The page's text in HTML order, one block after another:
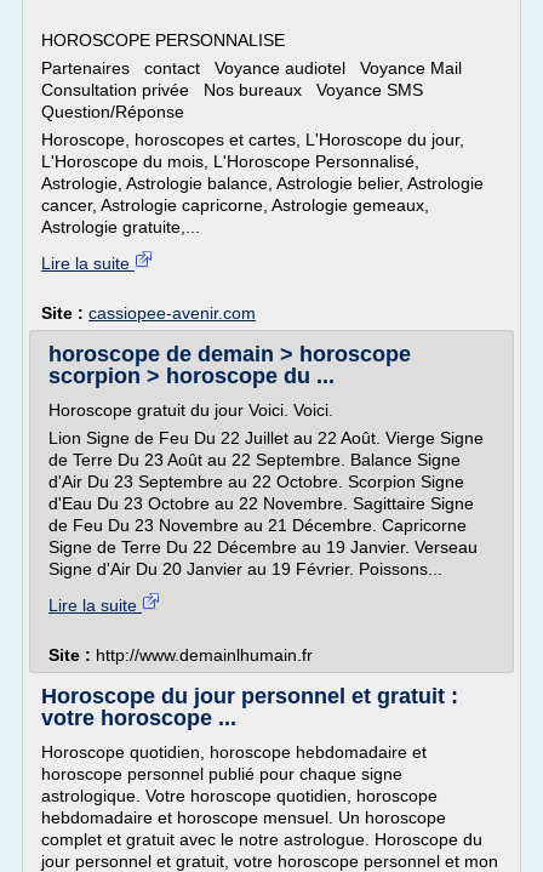
HOROSCOPE PERSONNALISE
Partenaires contact Voyance audiotel Voyance Mail
Consultation privée Nos bureaux Voyance SMS
Question/Réponse
Horoscope, horoscopes et cartes, L'Horoscope du jour,
L'Horoscope du mois, L'Horoscope Personnalisé,
Astrologie, Astrologie balance, Astrologie belier, Astrologie
cancer, Astrologie capricorne, Astrologie gemeaux,
Astrologie gratuite,...
Lire la suite
Site : cassiopee-avenir.com
horoscope de demain > horoscope
scorpion > horoscope du ...
Horoscope gratuit du jour Voici. Voici.
Lion Signe de Feu Du 22 Juillet au 22 Août. Vierge Signe
de Terre Du 23 Août au 22 Septembre. Balance Signe
d'Air Du 23 Septembre au 22 Octobre. Scorpion Signe
d'Eau Du 23 Octobre au 22 Novembre. Sagittaire Signe
de Feu Du 23 Novembre au 21 Décembre. Capricorne
Signe de Terre Du 22 Décembre au 19 Janvier. Verseau
Signe d'Air Du 20 Janvier au 19 Février. Poissons...
Lire la suite
Site : http://www.demainlhumain.fr
Horoscope du jour personnel et gratuit :
votre horoscope ...
Horoscope quotidien, horoscope hebdomadaire et
horoscope personnel publié pour chaque signe
astrologique. Votre horoscope quotidien, horoscope
hebdomadaire et horoscope mensuel. Un horoscope
complet et gratuit avec le notre astrologue. Horoscope du
jour personnel et gratuit, votre horoscope personnel et mon